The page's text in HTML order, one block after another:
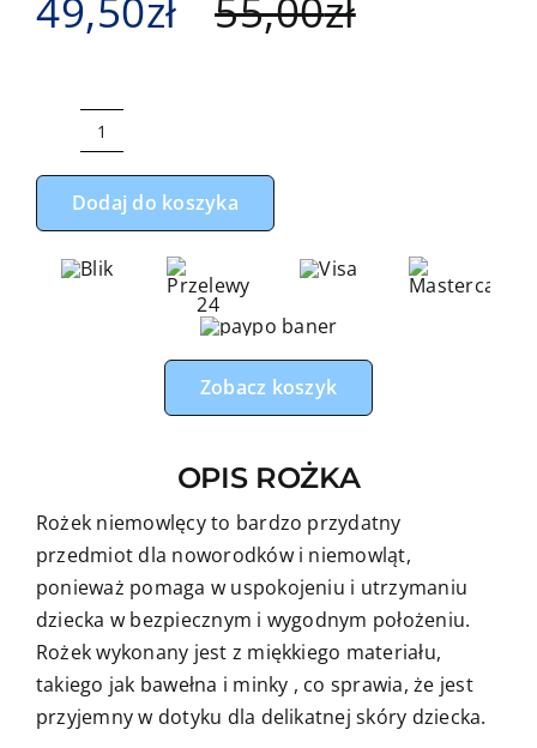
55,00zł
49,50zł
ilość
Rożek
niemowlęcy
gwiazdki
czerwonym
Dodaj do koszyka
Zobacz koszyk
OPIS ROŻKA
Rożek niemowlęcy to bardzo przydatny
przedmiot dla noworodków i niemowląt,
ponieważ pomaga w uspokojeniu i utrzymaniu
dziecka w bezpiecznym i wygodnym położeniu.
Rożek wykonany jest z miękkiego materiału,
takiego jak bawełna i minky , co sprawia, że jest
przyjemny w dotyku dla delikatnej skóry dziecka.